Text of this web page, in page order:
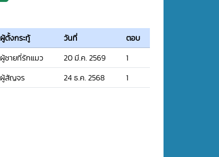
ผู้ตั้งกระทู้ วันที่
ตอบ
ผู้ชายที่รักแมว 20 มี.ค. 2569
1
ผู้สัญจร 24 ธ.ค. 2568 1